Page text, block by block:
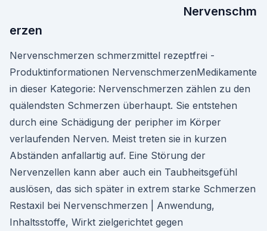
Nervenschm
erzen
Nervenschmerzen schmerzmittel rezeptfrei -
Produktinformationen NervenschmerzenMedikamente
in dieser Kategorie: Nervenschmerzen zählen zu den
quälendsten Schmerzen überhaupt. Sie entstehen
durch eine Schädigung der peripher im Körper
verlaufenden Nerven. Meist treten sie in kurzen
Abständen anfallartig auf. Eine Störung der
Nervenzellen kann aber auch ein Taubheitsgefühl
auslösen, das sich später in extrem starke Schmerzen
Restaxil bei Nervenschmerzen | Anwendung,
Inhaltsstoffe, Wirkt zielgerichtet gegen